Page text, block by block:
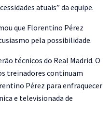
atuais” da equipe.
que Florentino Pérez
pela possibilidade.
técnicos do Real Madrid. O
treinadores continuam
Pérez para enfraquecer
e televisionada de